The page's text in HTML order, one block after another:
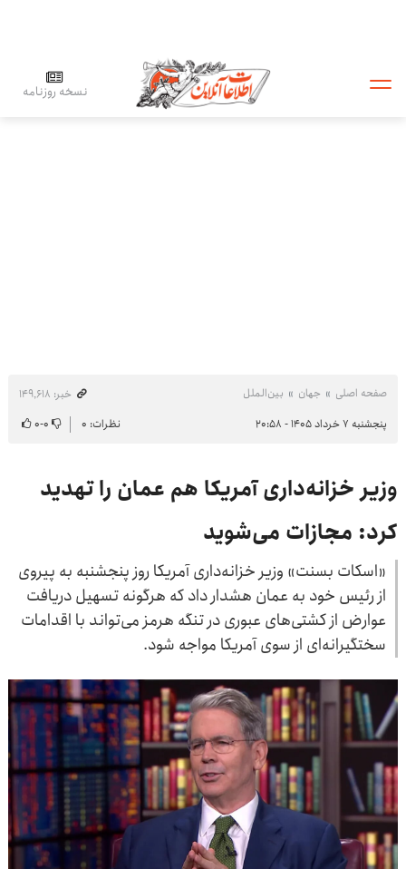
نسخه روزنامه
صفحه اصلی جهان بین‌الملل
خبر: ۱۴۹٬۶۱۸
پنجشنبه ۷ خرداد ۱۴۰۵ - ۲۰:۵۸
نظرات: ۰ ۰-۰
وزیر خزانه‌داری آمریکا هم عمان را تهدید
کرد: مجازات می‌شوید
«اسکات بسنت» وزیر خزانه‌داری آمریکا روز پنجشنبه به پیروی
از رئیس خود به عمان هشدار داد که هرگونه تسهیل دریافت
عوارض از کشتی‌های عبوری در تنگه هرمز می‌تواند با اقدامات
سختگیرانه‌ای از سوی آمریکا مواجه شود.